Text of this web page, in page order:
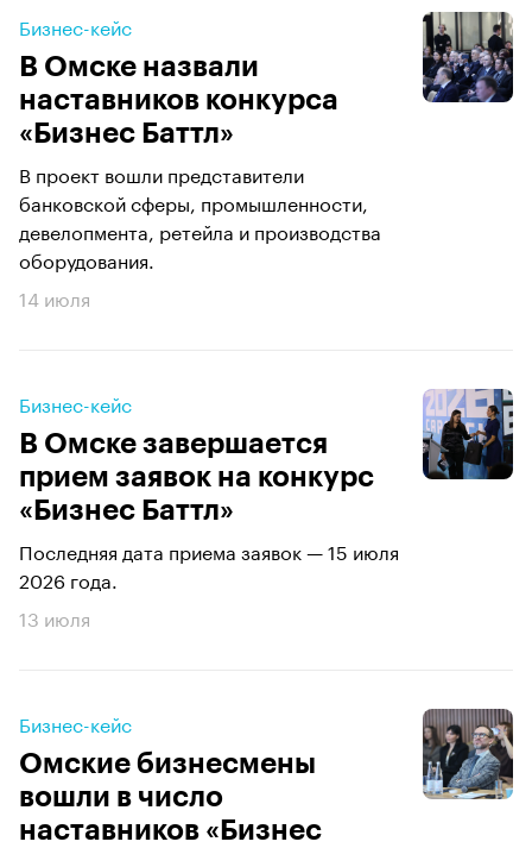
Бизнес-кейс
В Омске назвали
наставников конкурса
«Бизнес Баттл»
В проект вошли представители
банковской сферы, промышленности,
девелопмента, ретейла и производства
оборудования.
14 июля
Бизнес-кейс
В Омске завершается
прием заявок на конкурс
«Бизнес Баттл»
Последняя дата приема заявок — 15 июля
2026 года.
13 июля
Бизнес-кейс
Омские бизнесмены
вошли в число
наставников «Бизнес